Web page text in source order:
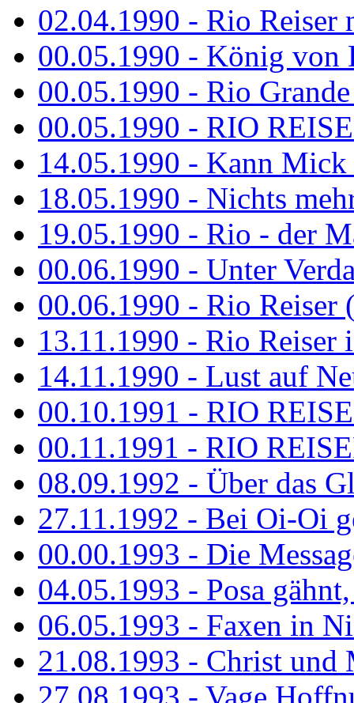
02.04.1990 - Rio
00.05.1990 - König von
00.05.1990 - Rio
00.05.1990 - RIO
14.05.1990 - Kann Mick
18.05.1990 - Nichts
19.05.1990 - Rio - der
00.06.1990 - Unter
00.06.1990 - Rio Reiser
13.11.1990 - Rio Reiser
14.11.1990 - Lust auf
00.10.1991 - RIO
00.11.1991 - RIO
08.09.1992 - Über das
27.11.1992 - Bei Oi-Oi
00.00.1993 - Die
04.05.1993 - Posa
06.05.1993 - Faxen in
21.08.1993 - Christ und
27.08.1993 - Vage